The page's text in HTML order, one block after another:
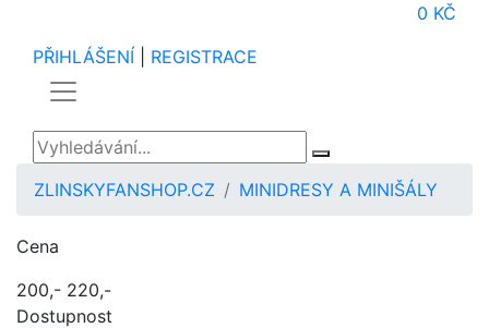
0 KČ
PŘIHLÁŠENÍ
REGISTRACE
ZLINSKYFANSHOP.CZ MINIDRESY A MINIŠÁLY
Cena
200,- 220,-
Dostupnost